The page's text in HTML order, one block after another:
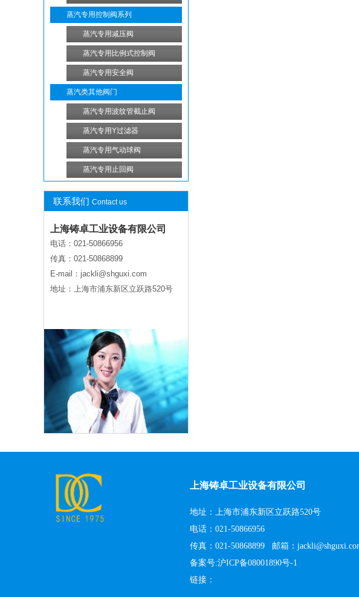
蒸汽专用控制阀系列
蒸汽专用减压阀
蒸汽专用比例式控制阀
蒸汽专用安全阀
蒸汽类其他阀门
蒸汽专用波纹管截止阀
蒸汽专用Y过滤器
蒸汽专用气动球阀
蒸汽专用止回阀
联系我们 Contact us
上海铸卓工业设备有限公司
电话：021-50866956
传真：021-50868899
E-mail：jackli@shguxi.com
地址：上海市浦东新区立跃路520号
上海铸卓工业设备有限公司
地址：上海市浦东新区立跃路520号
电话：021-50866956
传真：021-50868899 邮箱：
备案号:沪ICP备08001890号-1
链接：